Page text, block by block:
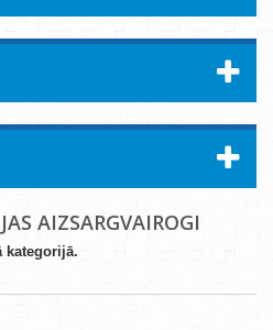
AIZSARGVAIROGI
kategorijā.